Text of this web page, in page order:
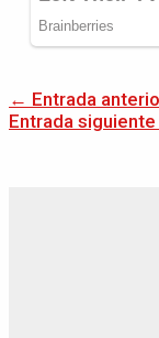
← Entrada
Entrada siguiente